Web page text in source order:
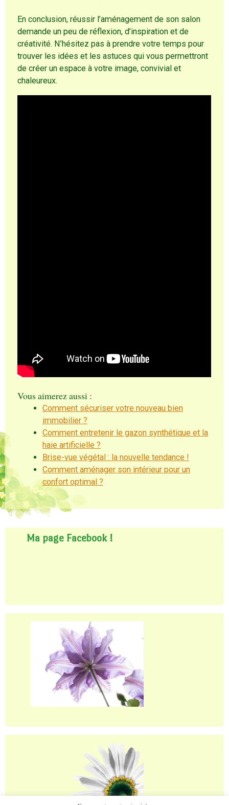
En conclusion, réussir l’aménagement de son salon
demande un peu de réflexion, d’inspiration et de
créativité. N’hésitez pas à prendre votre temps pour
trouver les idées et les astuces qui vous permettront
de créer un espace à votre image, convivial et
chaleureux.
Vous aimerez aussi :
Comment sécuriser votre nouveau bien
immobilier ?
Comment entretenir le gazon synthétique et la
haie artificielle ?
Brise-vue végétal : la nouvelle tendance !
Comment aménager son intérieur pour un
confort optimal ?
Ma page Facebook !